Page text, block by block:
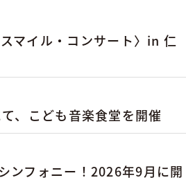
マイル・コンサート〉in 仁
、こども音楽食堂を開催
ンフォニー！2026年9月に開